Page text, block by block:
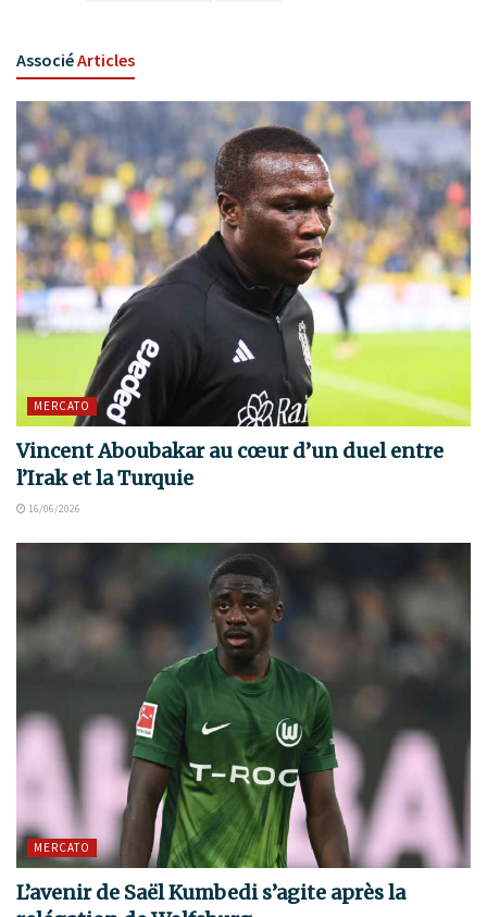
AssociéArticles
MERCATO
Vincent Aboubakar au cœur d’un duel entre
l’Irak et la Turquie
16/06/2026
MERCATO
L’avenir de Saël Kumbedi s’agite après la